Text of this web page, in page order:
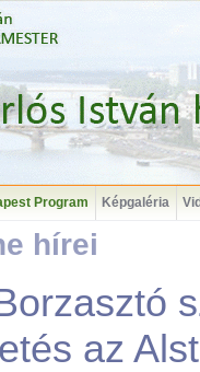
Program Képgaléria
hírei
az